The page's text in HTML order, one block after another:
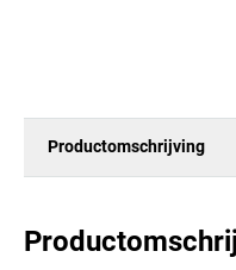
Productomschrijving